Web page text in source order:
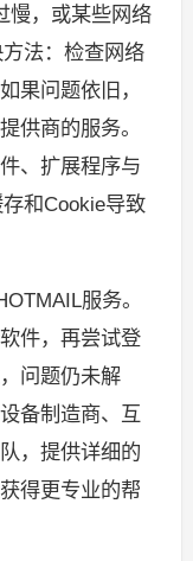
慢，或某些网络
法：检查网络
果问题依旧，
供商的服务。
、扩展程序与
和Cookie导致
服务。
件，再尝试登
问题仍未解
备制造商、互
，提供详细的
得更专业的帮